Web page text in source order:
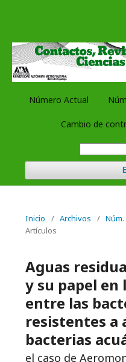
Número Actual
Cambio de
Inicio / Archivos / Núm.
Artículos
Aguas
y su papel en
entre las
resistentes a
bacterias
el caso de